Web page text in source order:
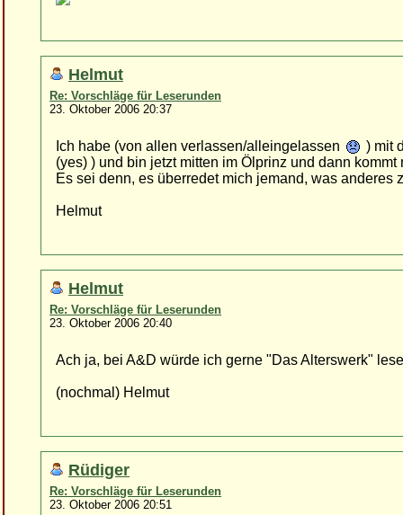
Helmut
Re: Vorschläge für Leserunden
23. Oktober 2006 20:37
Ich habe (von allen verlassen/alleingelassen
) mit
(yes) ) und bin jetzt mitten im Ölprinz und dann
Es sei denn, es überredet mich jemand, was anderes
Helmut
Helmut
Re: Vorschläge für Leserunden
23. Oktober 2006 20:40
Ach ja, bei A&D würde ich gerne "Das Alterswerk"
(nochmal) Helmut
Rüdiger
Re: Vorschläge für Leserunden
23. Oktober 2006 20:51